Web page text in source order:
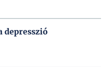
depresszió